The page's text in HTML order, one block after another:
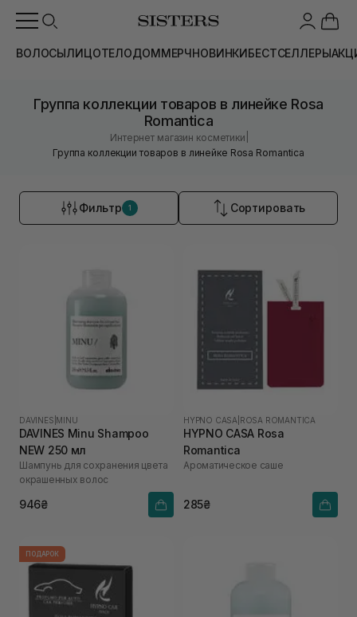
ВОЛОСЫЛИЦОТЕЛОДОММЕРЧНОВИНКИБЕСТСЕЛЛЕРЫ
Группа коллекции товаров в линейке Rosa
Romantica
Интернет магазин косметики
Группа коллекции товаров в линейке Rosa Romantica
Фильтр 1 Сортировать
DAVINES MINU
DAVINES Minu Shampoo
NEW 250 мл
Шампунь для сохранения цвета
окрашенных волос
946₴
HYPNO CASA ROSA ROMANTICA
HYPNO CASA Rosa
Romantica
Ароматическое саше
285₴
ПОДАРОК